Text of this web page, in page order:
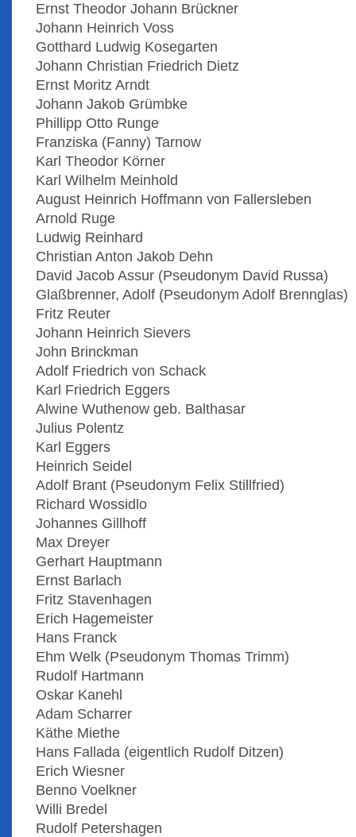
Ernst Theodor Johann Brückner
Johann Heinrich Voss
Gotthard Ludwig Kosegarten
Johann Christian Friedrich Dietz
Ernst Moritz Arndt
Johann Jakob Grümbke
Phillipp Otto Runge
Franziska (Fanny) Tarnow
Karl Theodor Körner
Karl Wilhelm Meinhold
August Heinrich Hoffmann von Fallersleben
Arnold Ruge
Ludwig Reinhard
Christian Anton Jakob Dehn
David Jacob Assur (Pseudonym David Russa)
Glaßbrenner, Adolf (Pseudonym Adolf Brennglas)
Fritz Reuter
Johann Heinrich Sievers
John Brinckman
Adolf Friedrich von Schack
Karl Friedrich Eggers
Alwine Wuthenow geb. Balthasar
Julius Polentz
Karl Eggers
Heinrich Seidel
Adolf Brant (Pseudonym Felix Stillfried)
Richard Wossidlo
Johannes Gillhoff
Max Dreyer
Gerhart Hauptmann
Ernst Barlach
Fritz Stavenhagen
Erich Hagemeister
Hans Franck
Ehm Welk (Pseudonym Thomas Trimm)
Rudolf Hartmann
Oskar Kanehl
Adam Scharrer
Käthe Miethe
Hans Fallada (eigentlich Rudolf Ditzen)
Erich Wiesner
Benno Voelkner
Willi Bredel
Rudolf Petershagen